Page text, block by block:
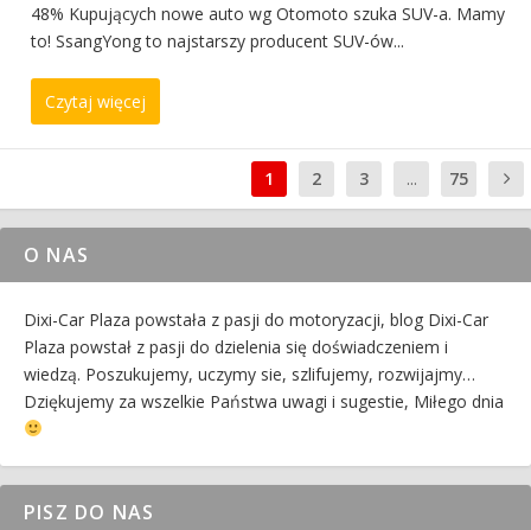
48% Kupujących nowe auto wg Otomoto szuka SUV-a. Mamy
to! SsangYong to najstarszy producent SUV-ów...
Czytaj więcej
1 2 3 ... 75
O NAS
Dixi-Car Plaza powstała z pasji do motoryzacji, blog Dixi-Car
Plaza powstał z pasji do dzielenia się doświadczeniem i
wiedzą. Poszukujemy, uczymy sie, szlifujemy, rozwijajmy…
Dziękujemy za wszelkie Państwa uwagi i sugestie, Miłego dnia
PISZ DO NAS